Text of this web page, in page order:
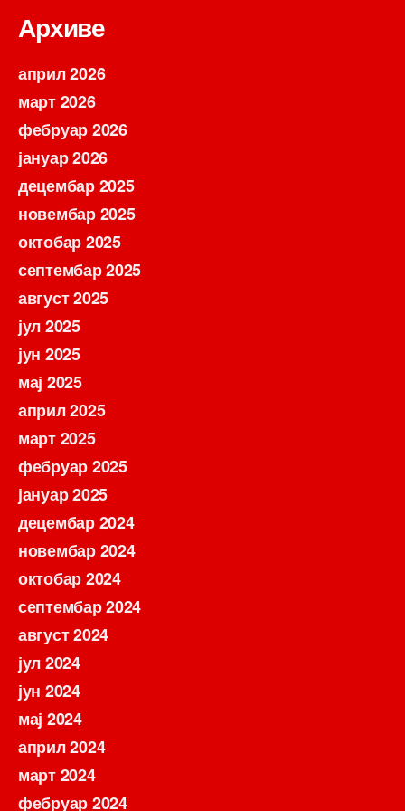
Архиве
април 2026
март 2026
фебруар 2026
јануар 2026
децембар 2025
новембар 2025
октобар 2025
септембар 2025
август 2025
јул 2025
јун 2025
мај 2025
април 2025
март 2025
фебруар 2025
јануар 2025
децембар 2024
новембар 2024
октобар 2024
септембар 2024
август 2024
јул 2024
јун 2024
мај 2024
април 2024
март 2024
фебруар 2024